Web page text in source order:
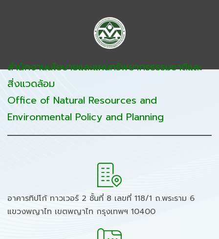
สำนักงานนโยบายและแผนทรัพยากรธรรมชาติและ
สิ่งแวดล้อม
Office of Natural Resources and
Environmental Policy and Planning
อาคารทิปโก้ ทาวเวอร์ 2 ชั้นที่ 8 เลขที่ 118/1 ถ.พระราม 6
แขวงพญาไท เขตพญาไท กรุงเทพฯ 10400